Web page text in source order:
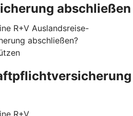
abschließen
R+V Auslandsreise-
abschließen?
R+V